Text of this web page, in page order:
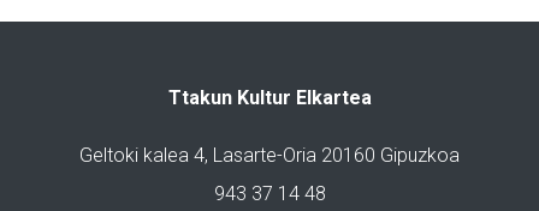
Ttakun Kultur Elkartea
Geltoki kalea 4, Lasarte-Oria 20160 Gipuzkoa
943 37 14 48